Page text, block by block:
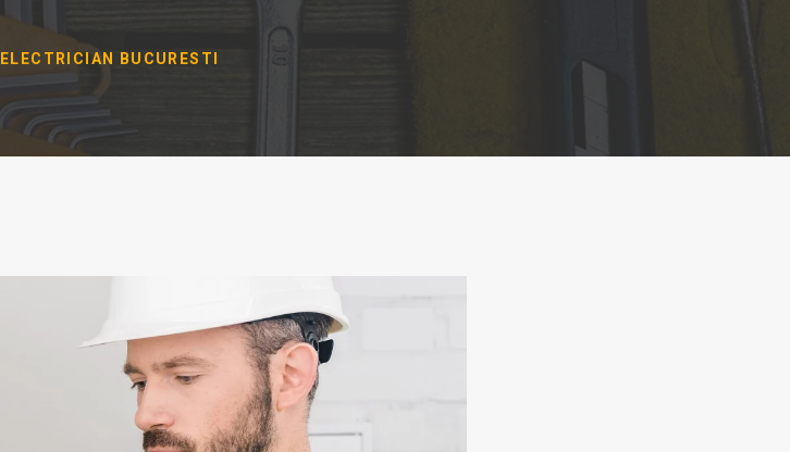
ELECTRICIAN BUCURESTI